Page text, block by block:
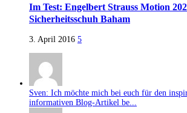
Im Test: Engelbert Strauss Motion
Sicherheitsschuh Baham
3. April 2016 5
Sven: Ich möchte mich bei euch für den
informativen Blog-Artikel be...